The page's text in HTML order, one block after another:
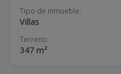
Tipo de inmueble:
Villas
Terreno:
347 m²